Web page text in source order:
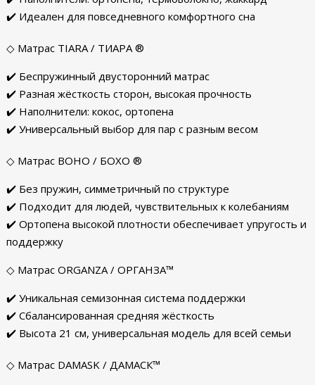
✔️ Идеален для повседневного комфортного сна
◇ Матрас TIARA / ТИАРА ®
✔️ Беспружинный двусторонний матрас
✔️ Разная жёсткость сторон, высокая прочность
✔️ Наполнители: кокос, ортопена
✔️ Универсальный выбор для пар с разным весом
◇ Матрас BOHO / БОХО ®
✔️ Без пружин, симметричный по структуре
✔️ Подходит для людей, чувствительных к колебаниям
✔️ Ортопена высокой плотности обеспечивает упругость и
поддержку
◇ Матрас ORGANZA / ОРГАНЗА™
✔️ Уникальная семизонная система поддержки
✔️ Сбалансированная средняя жёсткость
✔️ Высота 21 см, универсальная модель для всей семьи
◇ Матрас DAMASK / ДАМАСК™